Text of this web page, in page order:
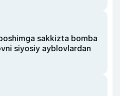
sakkizta bomba
siyosiy ayblovlardan